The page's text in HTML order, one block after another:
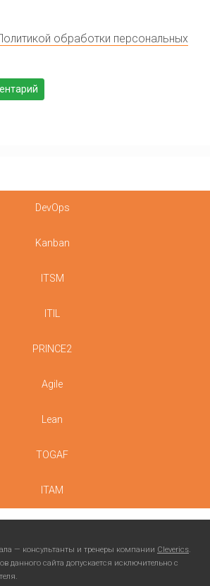
обработки персональных
DevOps
Kanban
ITSM
ITIL
PRINCE2
Agile
Lean
TOGAF
ITAM
— консультанты и тренеры компании Cleverics
данного сайта допускается исключительно с